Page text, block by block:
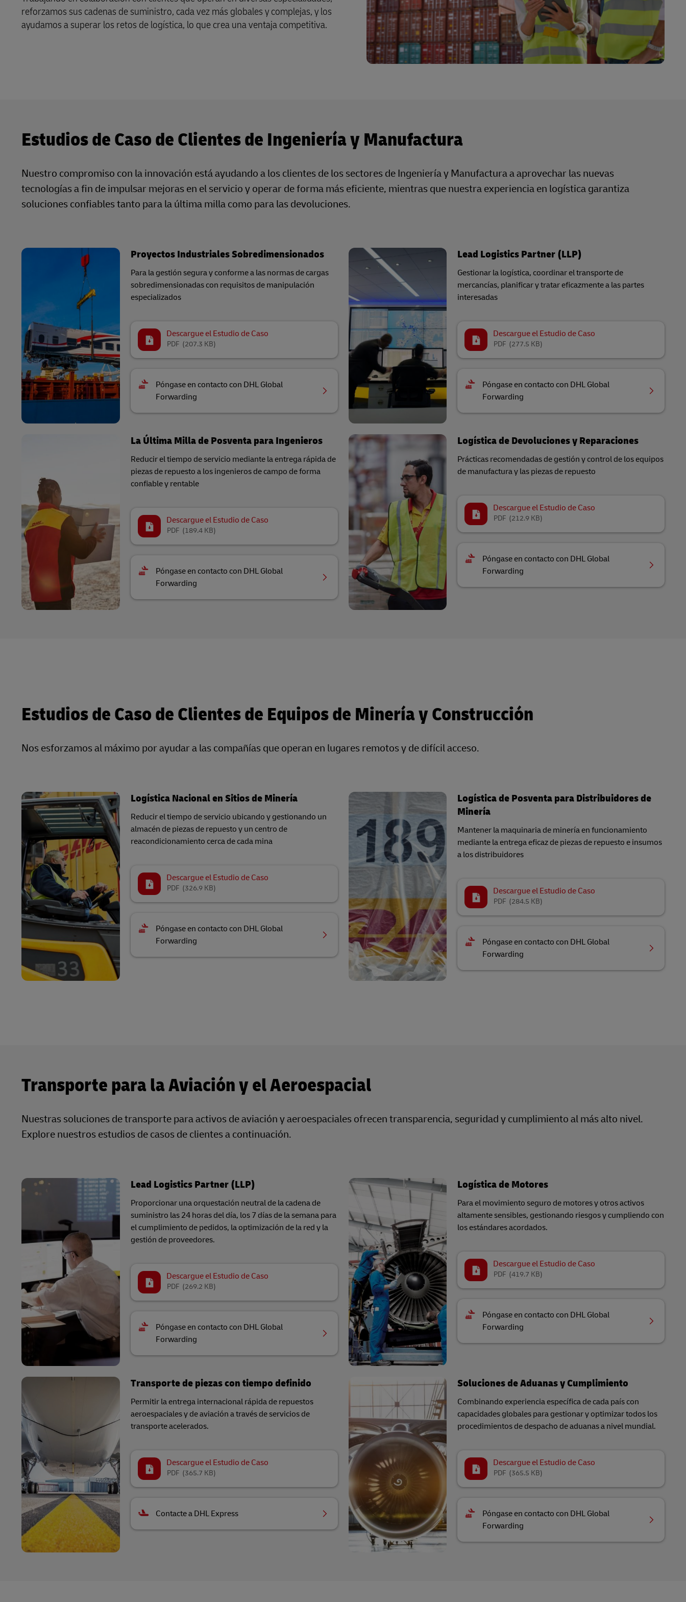
LifeTrack
reforzamos sus cadenas de suministro, cada vez más globales y complejas, y los
ayudamos a superar los retos de logística, lo que crea una ventaja competitiva.
Estudios de Caso de Clientes de Ingeniería y Manufactura
Nuestro compromiso con la innovación está ayudando a los clientes de los sectores de Ingeniería y Manufactura a aprovechar las nuevas
tecnologías a fin de impulsar mejoras en el servicio y operar de forma más eficiente, mientras que nuestra experiencia en logística garantiza
soluciones confiables tanto para la última milla como para las devoluciones.
Proyectos Industriales Sobredimensionados
Para la gestión segura y conforme a las normas de cargas
sobredimensionadas con requisitos de manipulación
especializados
Descargue el Estudio de Caso
(207.3 KB)
PDF
Póngase en contacto con DHL Global
Forwarding
Lead Logistics Partner (LLP)
Gestionar la logística, coordinar el transporte de
mercancías, planificar y tratar eficazmente a las partes
interesadas
Descargue el Estudio de Caso
(277.5 KB)
PDF
Póngase en contacto con DHL Global
Forwarding
La Última Milla de Posventa para Ingenieros
Reducir el tiempo de servicio mediante la entrega rápida de
piezas de repuesto a los ingenieros de campo de forma
confiable y rentable
Descargue el Estudio de Caso
(189.4 KB)
PDF
Póngase en contacto con DHL Global
Forwarding
Logística de Devoluciones y Reparaciones
Prácticas recomendadas de gestión y control de los equipos
de manufactura y las piezas de repuesto
Descargue el Estudio de Caso
(212.9 KB)
PDF
Póngase en contacto con DHL Global
Forwarding
Estudios de Caso de Clientes de Equipos de Minería y Construcción
Nos esforzamos al máximo por ayudar a las compañías que operan en lugares remotos y de difícil acceso.
Logística Nacional en Sitios de Minería
Reducir el tiempo de servicio ubicando y gestionando un
almacén de piezas de repuesto y un centro de
reacondicionamiento cerca de cada mina
Descargue el Estudio de Caso
(326.9 KB)
PDF
Póngase en contacto con DHL Global
Forwarding
Logística de Posventa para Distribuidores de
Minería
Mantener la maquinaria de minería en funcionamiento
mediante la entrega eficaz de piezas de repuesto e insumos
a los distribuidores
Descargue el Estudio de Caso
(284.5 KB)
PDF
Póngase en contacto con DHL Global
Forwarding
Transporte para la Aviación y el Aeroespacial
Nuestras soluciones de transporte para activos de aviación y aeroespaciales ofrecen transparencia, seguridad y cumplimiento al más alto nivel.
Explore nuestros estudios de casos de clientes a continuación.
Lead Logistics Partner (LLP)
Proporcionar una orquestación neutral de la cadena de
suministro las 24 horas del día, los 7 días de la semana para
el cumplimiento de pedidos, la optimización de la red y la
gestión de proveedores.
Descargue el Estudio de Caso
(269.2 KB)
PDF
Póngase en contacto con DHL Global
Forwarding
Logística de Motores
Para el movimiento seguro de motores y otros activos
altamente sensibles, gestionando riesgos y cumpliendo con
los estándares acordados.
Descargue el Estudio de Caso
(419.7 KB)
PDF
Póngase en contacto con DHL Global
Forwarding
Transporte de piezas con tiempo definido
Permitir la entrega internacional rápida de repuestos
aeroespaciales y de aviación a través de servicios de
transporte acelerados.
Descargue el Estudio de Caso
(365.7 KB)
PDF
Contacte a DHL Express
Soluciones de Aduanas y Cumplimiento
Combinando experiencia específica de cada país con
capacidades globales para gestionar y optimizar todos los
procedimientos de despacho de aduanas a nivel mundial.
Descargue el Estudio de Caso
(365.5 KB)
PDF
Póngase en contacto con DHL Global
Forwarding